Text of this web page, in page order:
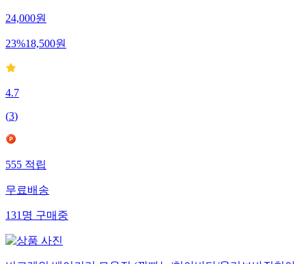
24,000원
23%18,500원
4.7
(3)
555 적립
무료배송
131 명 구매중